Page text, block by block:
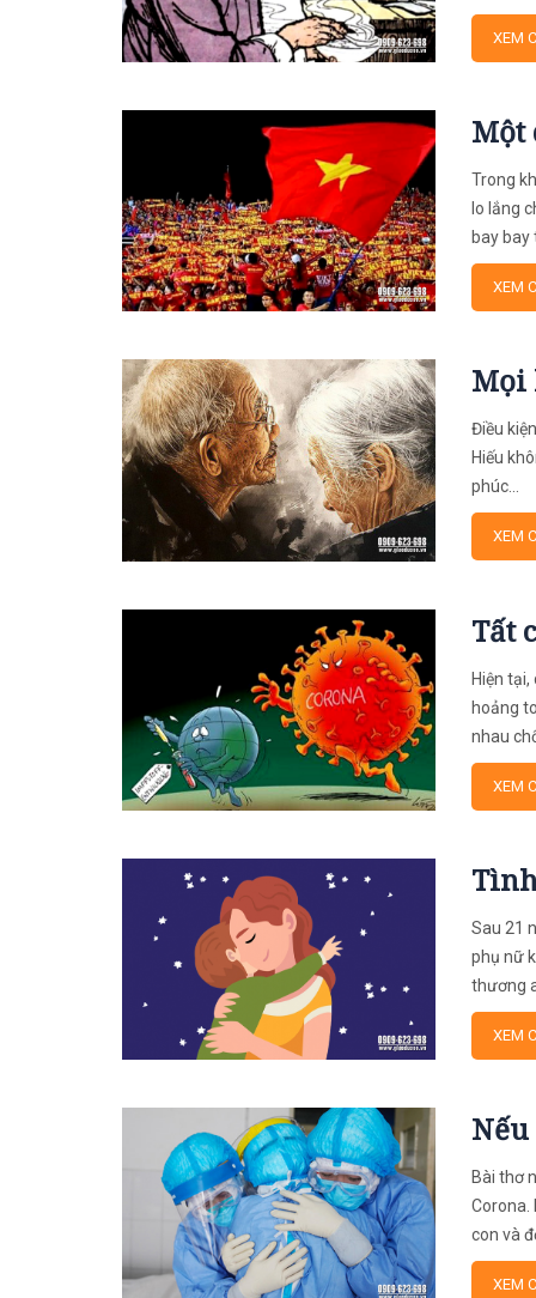
XEM
Một
Trong
lo lắng
bay bay
XEM
Mọi
Điều
Hiếu
phúc...
XEM
Tất
Hiện
hoảng
nhau
XEM
Sau 21
phụ nữ
thương
XEM
Bài thơ
Corona.
con và
XEM